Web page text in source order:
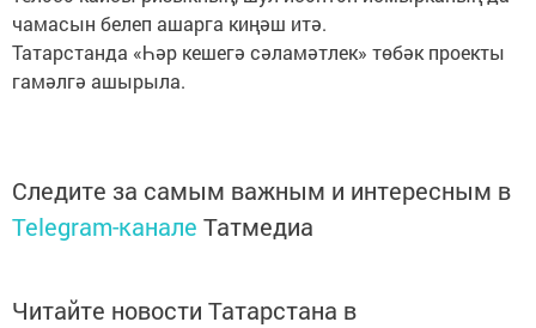
чамасын белеп ашарга киңәш итә.
Татарстанда «Һәр кешегә сәламәтлек» төбәк проекты
гамәлгә ашырыла.
Следите за самым важным и интересным в
Telegram-канале Татмедиа
Читайте новости Татарстана в